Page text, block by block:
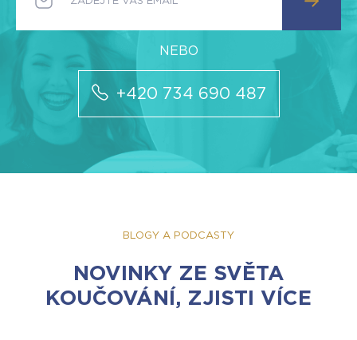
+420 734 690 487
BLOGY A PODCASTY
NOVINKY ZE SVĚTA
KOUČOVÁNÍ, ZJISTI VÍCE